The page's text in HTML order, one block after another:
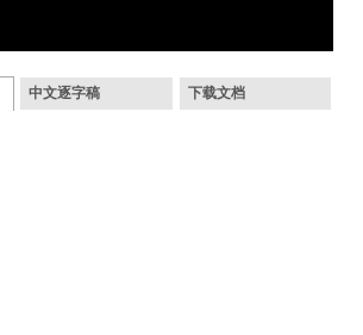
中文逐字稿 下载文档